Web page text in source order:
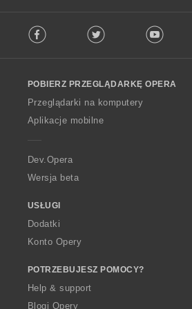
o
w
O
p
a
Facebook Twitter Youtube
POBIERZ PRZEGLĄDARKĘ OPERA
Przeglądarki na komputery
Aplikacje mobilne
Dev.Opera
Wersja beta
USŁUGI
Dodatki
Konto Opery
POTRZEBUJESZ POMOCY?
Help & support
Blogi Opery